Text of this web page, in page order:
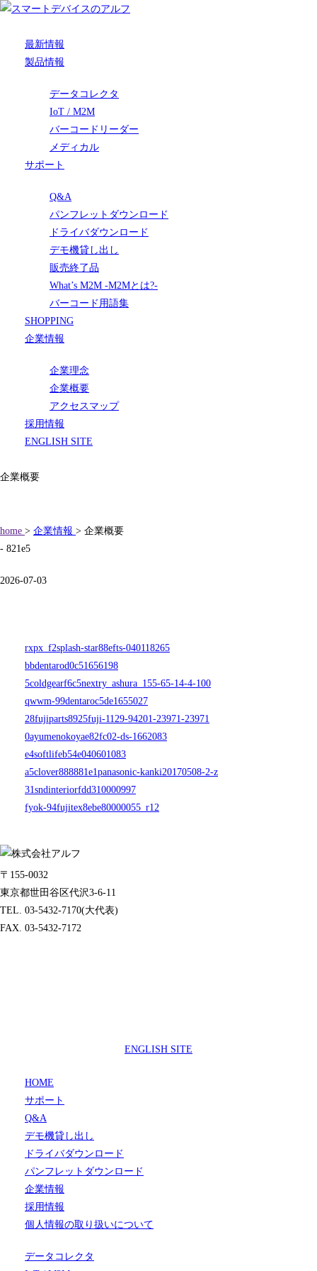
最新情報
製品情報
データコレクタ
IoT / M2M
バーコードリーダー
メディカル
サポート
Q&A
パンフレットダウンロード
ドライバダウンロード
デモ機貸し出し
販売終了品
What’s M2M -M2Mとは?-
バーコード用語集
SHOPPING
企業情報
企業理念
企業概要
アクセスマップ
採用情報
ENGLISH SITE
企業概要
home > 企業情報 > 企業概要
- 821e5
2026-07-03
rxpx_f2splash-star88efts-040118265
bbdentarod0c51656198
5coldgearf6c5nextry_ashura_155-65-14-4-100
qwwm-99dentaroc5de1655027
28fujiparts8925fuji-1129-94201-23971-23971
0ayumenokoyae82fc02-ds-1662083
e4softlifeb54e040601083
a5clover888881e1panasonic-kanki20170508-2-z
31sndinteriorfdd310000997
fyok-94fujitex8ebe80000055_r12
〒155-0032
東京都世田谷区代沢3-6-11
TEL. 03-5432-7170(大代表)
FAX. 03-5432-7172
ENGLISH SITE
HOME
サポート
Q&A
デモ機貸し出し
ドライバダウンロード
パンフレットダウンロード
企業情報
採用情報
個人情報の取り扱いについて
データコレクタ